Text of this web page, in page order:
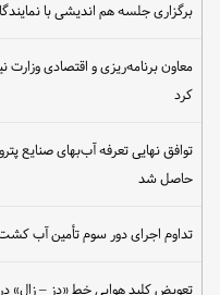
برگزاری جلسه هم اندیشی با
معاون برنامه‌ریزی و اقتصادی وزارت
کرد
توافق نهایی تعرفه آب‌بهای صنایع
حاصل شد
تداوم اجرای دور سوم تأمین آب
تعویض کلید هوایی خط «دز – زال» در